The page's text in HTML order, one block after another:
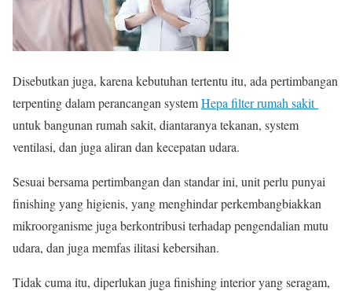
Disebutkan juga, karena kebutuhan tertentu itu, ada pertimbangan
terpenting dalam perancangan systemHepa filter rumah sakit
untuk bangunan rumah sakit, diantaranya tekanan, system
ventilasi, dan juga aliran dan kecepatan udara.
Sesuai bersama pertimbangan dan standar ini, unit perlu punyai
finishing yang higienis, yang menghindar perkembangbiakkan
mikroorganisme juga berkontribusi terhadap pengendalian mutu
udara, dan juga memfas ilitasi kebersihan.
Tidak cuma itu, diperlukan juga finishing interior yang seragam,